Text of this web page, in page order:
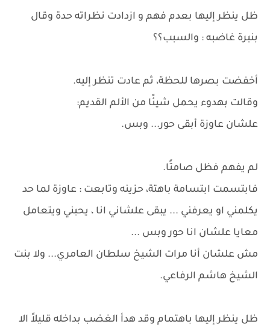
ظل ينظر إليها بعدم فهم و ازدادت نظراته حدة وقال
بنبرة غاضبه : والسبب؟؟
أخفضت بصرها للحظة، ثم عادت تنظر إليه.
وقالت بهدوء يحمل شيئًا من الألم القديم:
علشان عاوزة أبقى حور... وبس.
لم يفهم فظل صامتًا.
فابتسمت ابتسامة باهتة، حزينه وتابعت : عاوزة لما حد
يكلمني او يعرفني ... يبقى علشاني انا ، يحبني ويتعامل
معايا علشان انا حور وبس ...
مش علشان أنا مرات الشيخ سلطان العامري... ولا بنت
الشيخ هاشم الرفاعي.
ظل ينظر إليها باهتمام وقد هدأ الغضب بداخله قليلاً الا